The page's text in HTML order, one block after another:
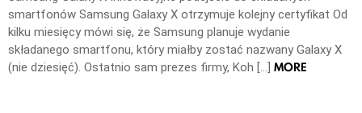
smartfonów Samsung Galaxy X otrzymuje kolejny certyfikat Od
kilku miesięcy mówi się, że Samsung planuje wydanie
składanego smartfonu, który miałby zostać nazwany Galaxy X
(nie dziesięć). Ostatnio sam prezes firmy, Koh […] MORE